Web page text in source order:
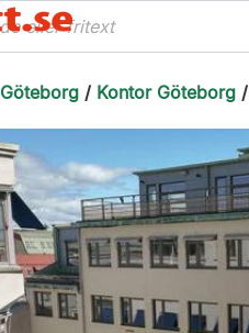
Göteborg / Kontor Göteborg /